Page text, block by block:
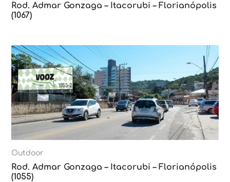
Rod. Admar Gonzaga – Itacorubi – Florianópolis
(1067)
Outdoor
Rod. Admar Gonzaga – Itacorubi – Florianópolis
(1055)